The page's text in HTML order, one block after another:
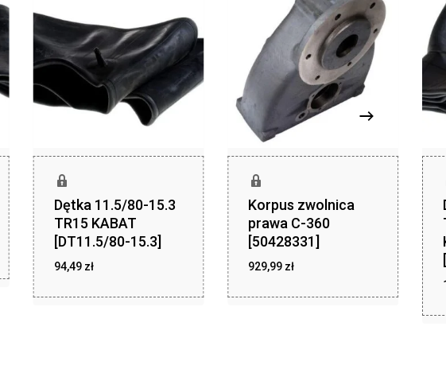
Dętka 11.5/80-15.3
TR15 KABAT
[DT11.5/80-15.3]
94,49 zł
Korpus zwolnica
prawa C-360
[50428331]
929,99 zł